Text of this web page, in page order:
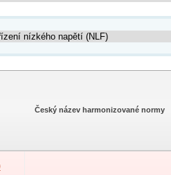
Český název harmonizované normy